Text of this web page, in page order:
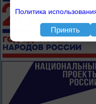
Политика
Принять